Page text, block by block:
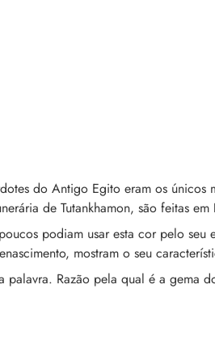
do Antigo Egito eram os
de Tutankhamon, são feitas em
podiam usar esta cor pelo
mostram o seu
Razão pela qual é a gema